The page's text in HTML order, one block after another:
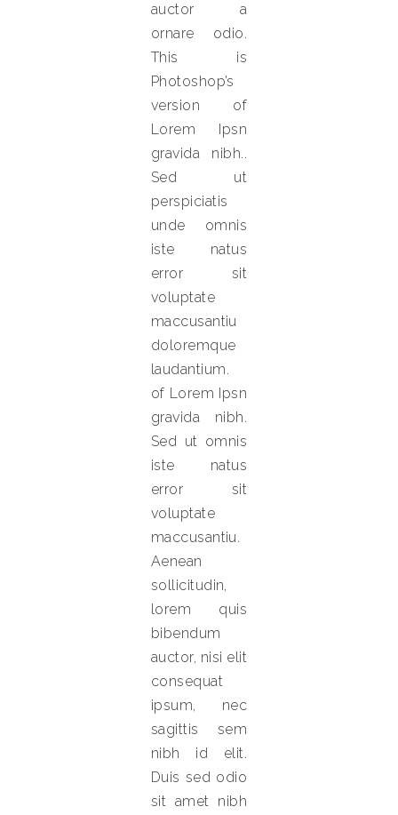
auctor a
ornare odio.
This is
Photoshop’s
version of
Lorem Ipsn
gravida nibh..
Sed ut
perspiciatis
unde omnis
iste natus
error sit
voluptate
maccusantiu
doloremque
laudantium.
of Lorem Ipsn
gravida nibh.
Sed ut omnis
iste natus
error sit
voluptate
maccusantiu.
Aenean
sollicitudin,
lorem quis
bibendum
auctor, nisi elit
consequat
ipsum, nec
sagittis sem
nibh id elit.
Duis sed odio
sit amet nibh